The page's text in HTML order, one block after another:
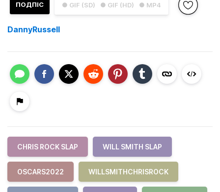
● GIF (SD) ● GIF (HD) ● MP4
ПОДПІС
DannyRussell
CHRIS ROCK SLAP WILL SMITH SLAP
OSCARS2022 WILLSMITHCHRISROCK